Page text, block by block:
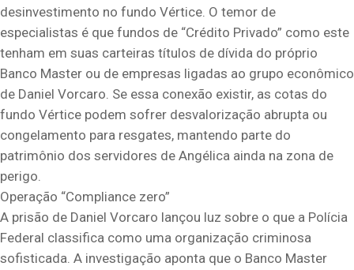
desinvestimento no fundo Vértice. O temor de
especialistas é que fundos de “Crédito Privado” como este
tenham em suas carteiras títulos de dívida do próprio
Banco Master ou de empresas ligadas ao grupo econômico
de Daniel Vorcaro. Se essa conexão existir, as cotas do
fundo Vértice podem sofrer desvalorização abrupta ou
congelamento para resgates, mantendo parte do
patrimônio dos servidores de Angélica ainda na zona de
perigo.
Operação “Compliance zero”
A prisão de Daniel Vorcaro lançou luz sobre o que a Polícia
Federal classifica como uma organização criminosa
sofisticada. A investigação aponta que o Banco Master